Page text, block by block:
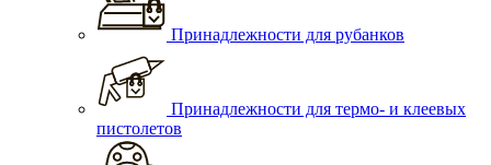
Принадлежности для рубанков
Принадлежности для термо- и клеевых
пистолетов